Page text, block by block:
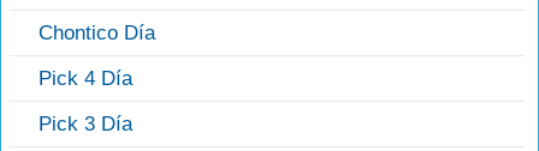
Chontico Día
Pick 4 Día
Pick 3 Día